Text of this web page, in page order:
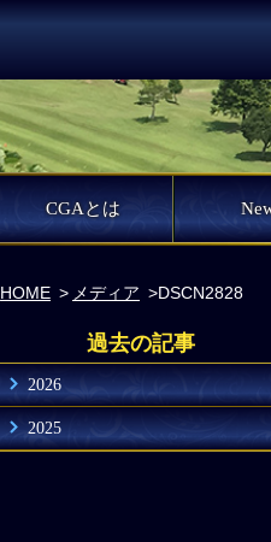
CGAとは
HOME メディア DSCN2828
過去の記事
2026
2025